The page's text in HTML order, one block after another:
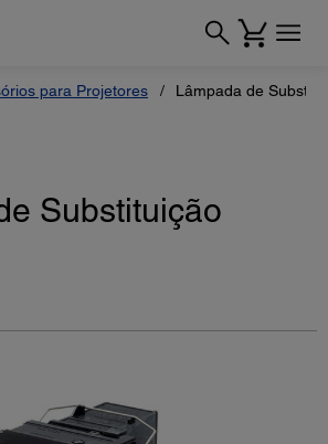
para Projetores Lâmpada de
Substituição